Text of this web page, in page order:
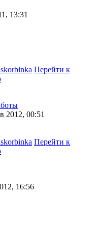
13:31
Перейти к
2012, 00:51
Перейти к
16:56